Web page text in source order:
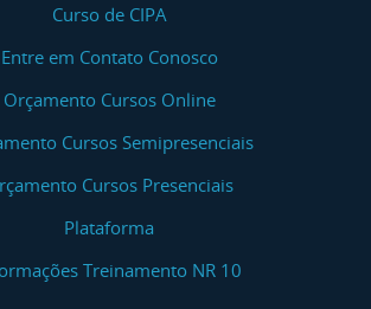
Curso de CIPA
Entre em Contato Conosco
Orçamento Cursos Online
Cursos Semipresenciais
Cursos Presenciais
Plataforma
Treinamento NR 10